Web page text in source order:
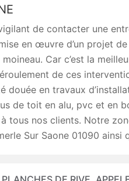
de contacter une
en œuvre d’un projet
moineau. Car c’est la
de ces
douée en travaux
de toit en alu, pvc et en
tous nos clients. Notre
Sur Saone 01090 ainsi